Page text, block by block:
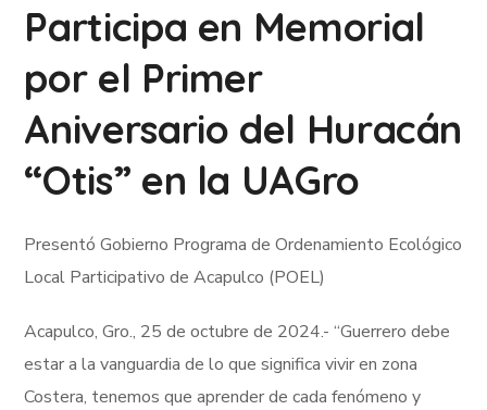
Participa en Memorial
por el Primer
Aniversario del Huracán
“Otis” en la UAGro
Presentó Gobierno Programa de Ordenamiento Ecológico
Local Participativo de Acapulco (POEL)
Acapulco, Gro., 25 de octubre de 2024.- “Guerrero debe
estar a la vanguardia de lo que significa vivir en zona
Costera, tenemos que aprender de cada fenómeno y